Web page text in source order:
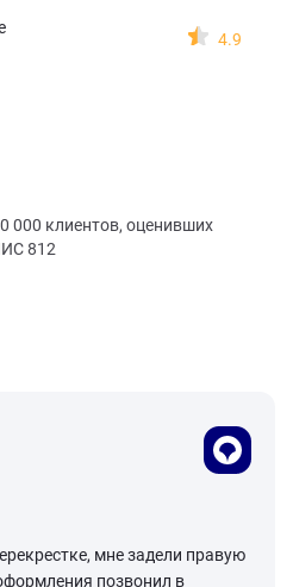
4.9
000 клиентов, оценивших
812
мне задели правую
позвонил в